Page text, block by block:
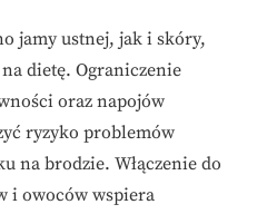
jamy ustnej, jak i skóry,
dietę. Ograniczenie
oraz napojów
ryzyko problemów
na brodzie. Włączenie do
i owoców wspiera